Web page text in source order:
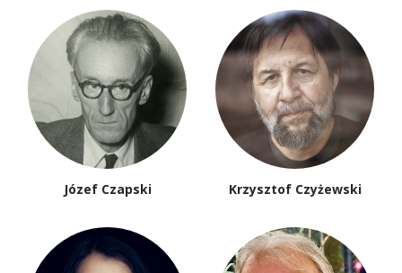
Józef Czapski Krzysztof Czyżewski